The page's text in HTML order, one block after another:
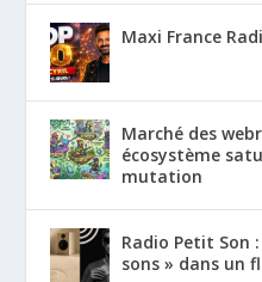
Maxi France
Marché des
écosystème
mutation
Radio Petit Son
sons » dans un